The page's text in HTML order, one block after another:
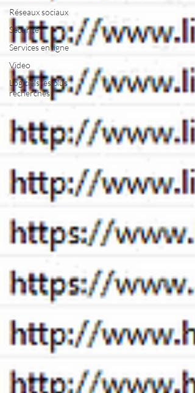
Réseaux sociaux
Sécurité
Services en ligne
Video
Logiciels les plus
recherchés